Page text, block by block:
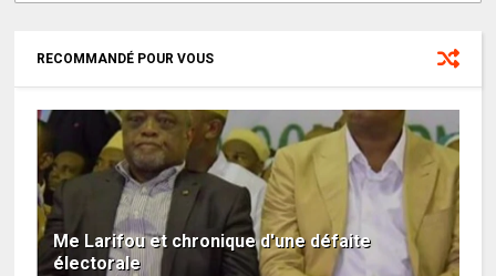
RECOMMANDÉ POUR VOUS
Me Larifou et chronique d'une défaite
électorale